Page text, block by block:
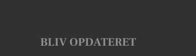
BLIV OPDATERET